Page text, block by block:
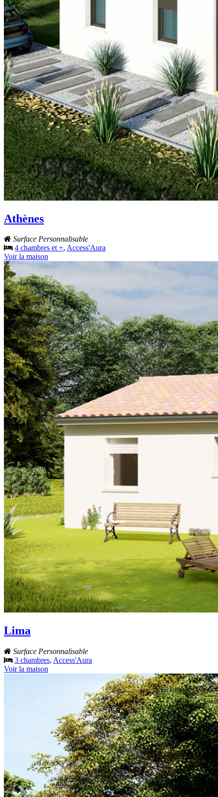
Athènes
Surface Personnalisable
4 chambres et +, Access'Aura
Voir la maison
Lima
Surface Personnalisable
3 chambres, Access'Aura
Voir la maison